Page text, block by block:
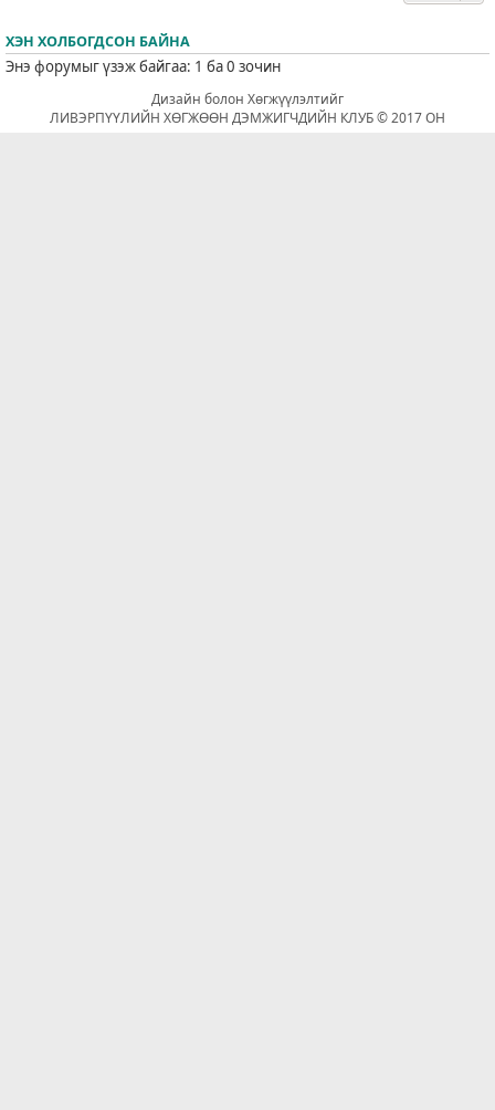
ХЭН ХОЛБОГДСОН БАЙНА
Энэ форумыг үзэж байгаа: 1 ба 0 зочин
Дизайн болон Хөгжүүлэлтийг
ЛИВЭРПҮҮЛИЙН ХӨГЖӨӨН ДЭМЖИГЧДИЙН КЛУБ © 2017 ОН